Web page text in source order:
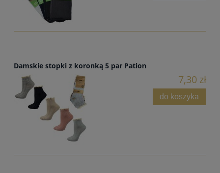
Damskie stopki z koronką 5 par Pation
7,30 zł
do koszyka